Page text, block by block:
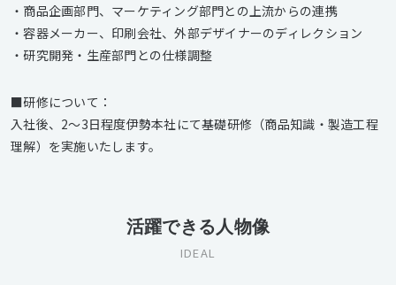
・商品企画部門、マーケティング部門との上流からの連携
・容器メーカー、印刷会社、外部デザイナーのディレクション
・研究開発・生産部門との仕様調整
■研修について：
入社後、2～3日程度伊勢本社にて基礎研修（商品知識・製造工程
理解）を実施いたします。
活躍できる人物像
IDEAL